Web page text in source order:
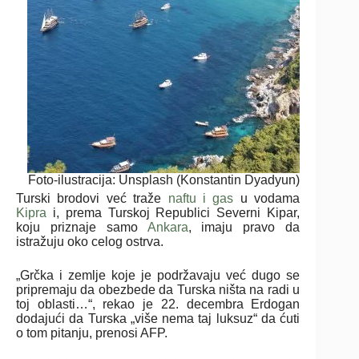
Foto-ilustracija: Unsplash (Konstantin Dyadyun)
Turski brodovi već traže naftu i gas u vodama
Kipra i, prema Turskoj Republici Severni Kipar,
koju priznaje samo Ankara, imaju pravo da
istražuju oko celog ostrva.
„Grčka i zemlje koje je podržavaju već dugo se
pripremaju da obezbede da Turska ništa na radi u
toj oblasti…“, rekao je 22. decembra Erdogan
dodajući da Turska „više nema taj luksuz“ da ćuti
o tom pitanju, prenosi AFP.